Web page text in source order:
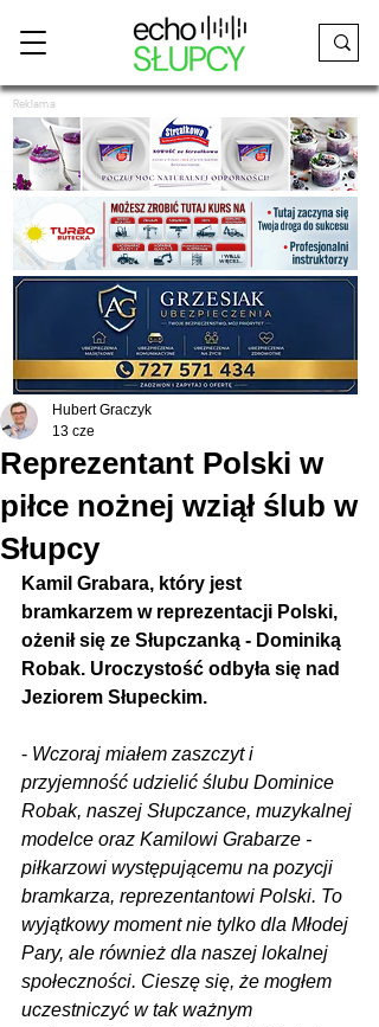
Reklama
Reprezentant Polski w
piłce nożnej wziął ślub w
Słupcy
Hubert Graczyk
13 cze
Kamil Grabara, który jest
bramkarzem w reprezentacji Polski,
ożenił się ze Słupczanką - Dominiką
Robak. Uroczystość odbyła się nad
Jeziorem Słupeckim.
- Wczoraj miałem zaszczyt i
przyjemność udzielić ślubu Dominice
Robak, naszej Słupczance, muzykalnej
modelce oraz Kamilowi Grabarze -
piłkarzowi występującemu na pozycji
bramkarza, reprezentantowi Polski. To
wyjątkowy moment nie tylko dla Młodej
Pary, ale również dla naszej lokalnej
społeczności. Cieszę się, że mogłem
uczestniczyć w tak ważnym